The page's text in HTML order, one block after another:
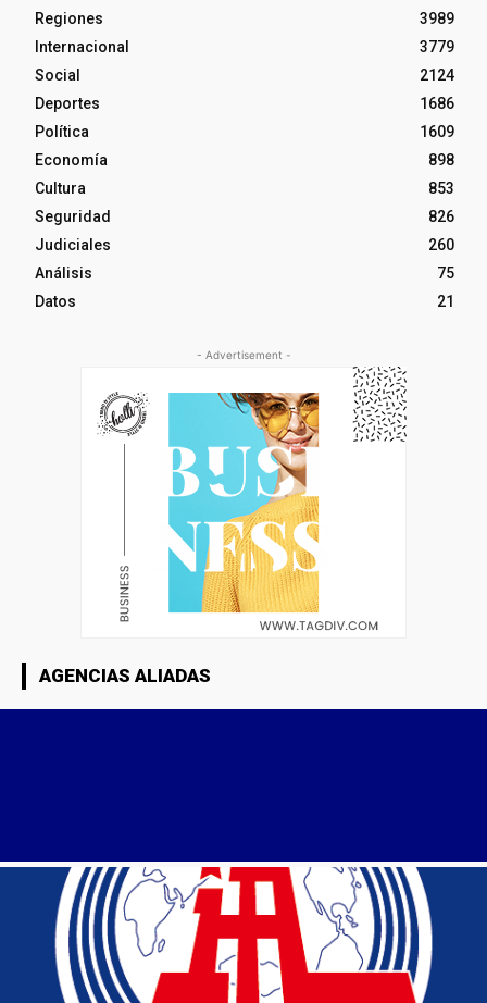
Regiones
3989
Internacional
3779
Social
2124
Deportes
1686
Política
1609
Economía
898
Cultura
853
Seguridad
826
Judiciales
260
Análisis
75
Datos
21
- Advertisement -
AGENCIAS ALIADAS